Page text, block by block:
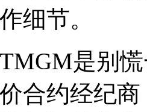
细节。
是别
合约经纪